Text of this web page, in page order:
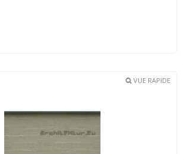
VUE RAPIDE